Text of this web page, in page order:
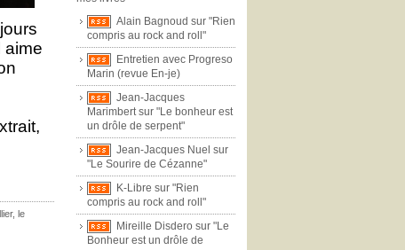
Alain Bagnoud sur "Rien
compris au rock and roll"
Entretien avec Progreso
Marin (revue En-je)
Jean-Jacques
Marimbert sur "Le bonheur est
un drôle de serpent"
Jean-Jacques Nuel sur
"Le Sourire de Cézanne"
K-Libre sur "Rien
compris au rock and roll"
Mireille Disdero sur "Le
Bonheur est un drôle de
aime
, le